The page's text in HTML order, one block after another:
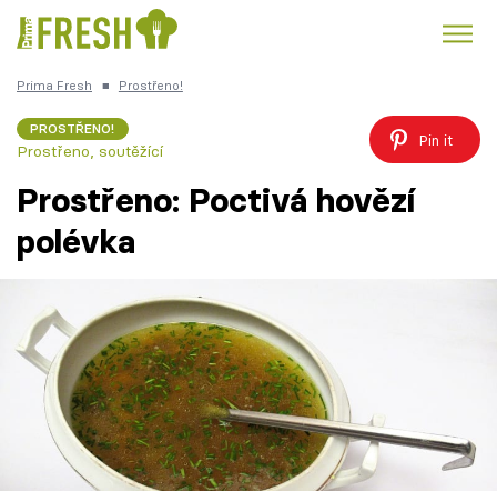
Česká kuchyně
Témata
Recepty
Články
TV Program
Prima Fresh ■ Prostřeno!
PROSTŘENO!
Prostřeno, soutěžící
Pin it
Prostřeno: Poctivá hovězí
polévka